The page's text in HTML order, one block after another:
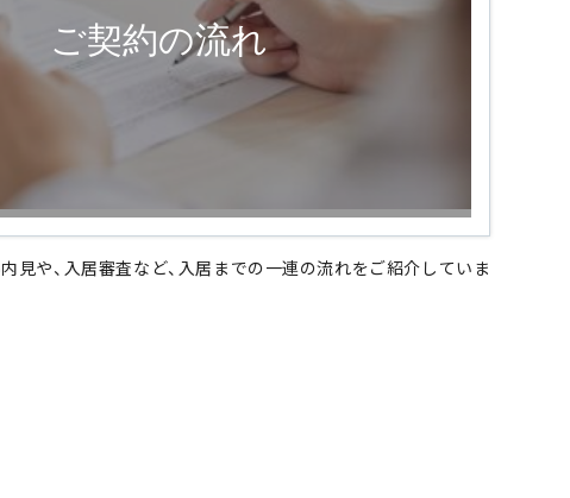
ご契約の流れ
見や、入居審査など、入居までの一連の流れをご紹介していま